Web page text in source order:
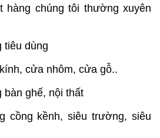
hàng chúng tôi thường xuyên
tiêu dùng
cửa nhôm, cửa gỗ..
bàn ghế, nội thất
cồng kềnh, siêu trường, siêu